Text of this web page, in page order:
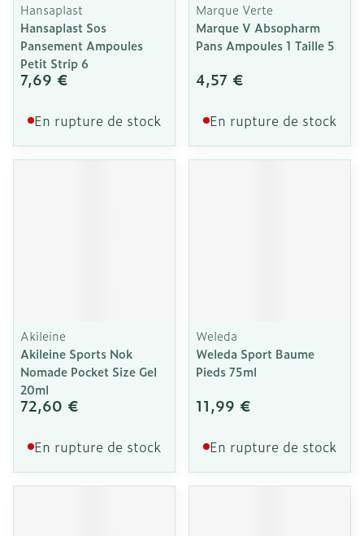
Hansaplast
Hansaplast Sos
Pansement Ampoules
Petit Strip 6
7,69 €
En rupture de stock
Marque Verte
Marque V Absopharm
Pans Ampoules 1 Taille 5
4,57 €
En rupture de stock
Akileine
Akileine Sports Nok
Nomade Pocket Size Gel
20ml
72,60 €
En rupture de stock
Weleda
Weleda Sport Baume
Pieds 75ml
11,99 €
En rupture de stock